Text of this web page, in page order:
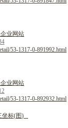
业网站
53-1317-0-891992.html
业网站
53-1317-0-892932.html
坐标(图)